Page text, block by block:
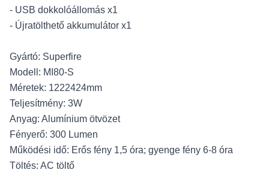
- USB dokkolóállomás x1
- Újratölthető akkumulátor x1
Gyártó: Superfire
Modell: MI80-S
Méretek: 1222424mm
Teljesítmény: 3W
Anyag: Alumínium ötvözet
Fényerő: 300 Lumen
Működési idő: Erős fény 1,5 óra; gyenge fény 6-8 óra
Töltés: AC töltő